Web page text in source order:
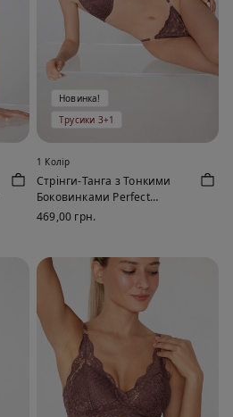
Новинка!
Трусики 3+1
1 Колір
Стрінги-Танга з Тонкими
Боковинками Perfect
Harmony
469,00 грн.